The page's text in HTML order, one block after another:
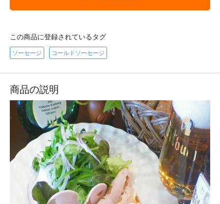
この商品に登録されているタグ
ソーセージ コールドソーセージ
商品の説明